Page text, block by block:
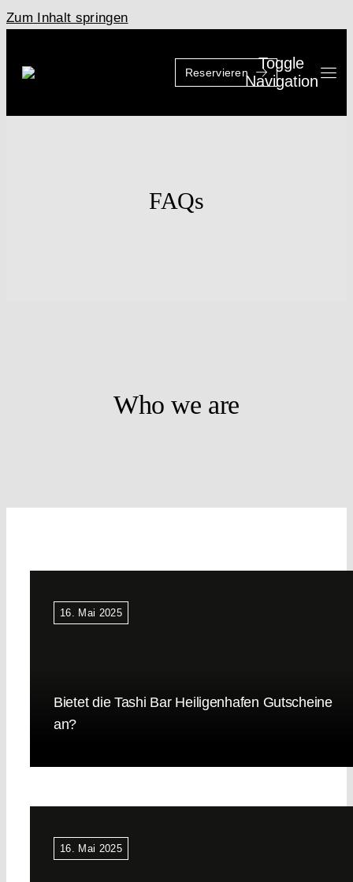
Zum Inhalt springen
Reservieren
Toggle
Navigation
FAQs
Who we are
16. Mai 2025
Bietet die Tashi Bar Heiligenhafen Gutscheine
an?
16. Mai 2025